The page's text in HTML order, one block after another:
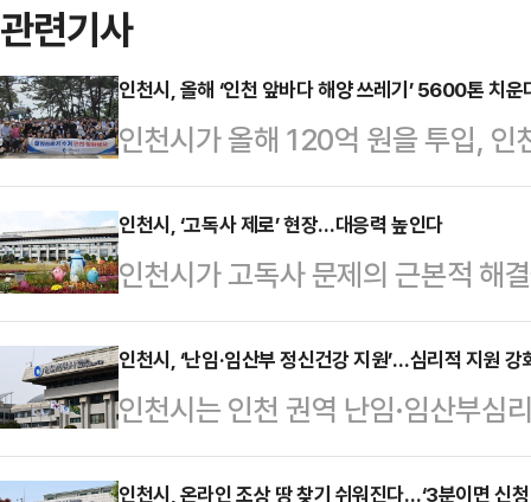
관련기사
인천시, 올해 ‘인천 앞바다 해양 쓰레기’ 5600톤 치운
인천시가 올해 120억 원을 투입,
한강 하구를 통한 내륙 쓰레기 유입
적으로 발생함에 따라, 올해 5600
도서와 연안 지역이 광범위하게 분
다.최근 3년간 평균 5540톤의 쓰
톤, 2024년 5299톤, 2025년 5811
세다.이에 따라 시는 올해 지난해
인천시, ‘고독사 제로’ 현장…대응력 높인다
인천시가 고독사 문제의 근본적 해
다.시는 군·구 및 읍·면·동 담당자
화 교육을 실시했다고 15일 밝혔다
기대응시스템’의 조기 안착과 시
확인 돌봄서비스’의 효과성을 높이
인천시, ‘난임·임산부 정신건강 지원’…심리적 지원 강
인천시는 인천 권역 난임·임산부심
터가 난임부부 및 임산부의 정신건
인천시, 온라인 조상 땅 찾기 쉬워진다…‘3분이면 신청